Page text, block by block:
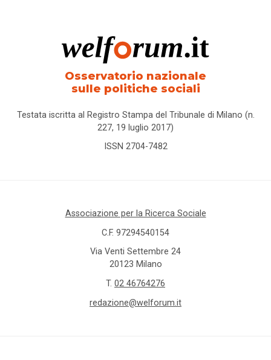
Osservatorio nazionale
sulle politiche sociali
Testata iscritta al Registro Stampa del Tribunale di Milano (n.
227, 19 luglio 2017)
ISSN 2704-7482
Associazione per la Ricerca Sociale
C.F. 97294540154
Via Venti Settembre 24
20123 Milano
T. 02 46764276
redazione@welforum.it